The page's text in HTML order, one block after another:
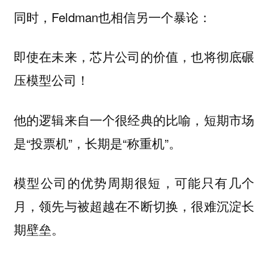
同时，Feldman也相信另一个暴论：
即使在未来，芯片公司的价值，也将彻底碾
压模型公司！
他的逻辑来自一个很经典的比喻，短期市场
是“投票机”，长期是“称重机”。
模型公司的优势周期很短，可能只有几个
月，领先与被超越在不断切换，很难沉淀长
期壁垒。